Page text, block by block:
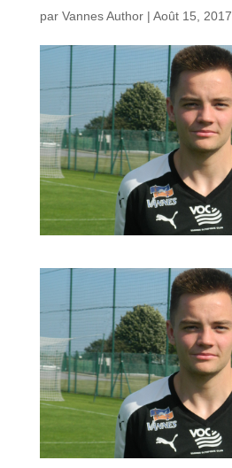
par Vannes Author| Août 15, 2017